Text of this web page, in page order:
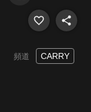
頻道 CARRY